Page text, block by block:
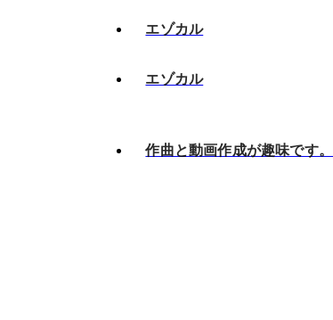
エゾカル
エゾカル
作曲と動画作成が趣味です。